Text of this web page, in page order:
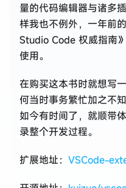
量的代码编辑器与诸多
样我也不例外，一年前
Studio Code 权威指南
使用。
在购买这本书时就想写
何当时事务繁忙加之不
如今有时间了，就顺带
录整个开发过程。
扩展地址： VSCode-